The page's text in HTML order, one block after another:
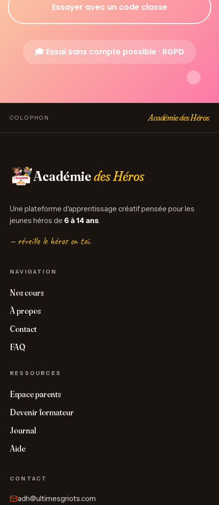
Essayer avec un code classe
🎓 Essai sans compte possible · RGPD
COLOPHON Académie des Héros
Académiedes Héros
Une plateforme d'apprentissage créatif pensée pour les
jeunes héros de 6 à 14 ans.
— réveille le héros en toi.
NAVIGATION
Nos cours
À propos
Contact
FAQ
RESSOURCES
Espace parents
Devenir formateur
Journal
Aide
CONTACT
adh@ultimesgriots.com